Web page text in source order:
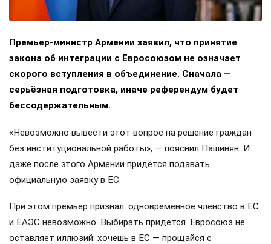
Премьер-министр Армении заявил, что принятие
закона об интеграции с Евросоюзом не означает
скорого вступления в объединение. Сначала —
серьёзная подготовка, иначе референдум будет
бессодержательным.
«Невозможно вывести этот вопрос на решение граждан
без институциональной работы», — пояснил Пашинян. И
даже после этого Армении придётся подавать
официальную заявку в ЕС.
При этом премьер признал: одновременное членство в ЕС
и ЕАЭС невозможно. Выбирать придётся. Евросоюз не
оставляет иллюзий: хочешь в ЕС — прощайся с